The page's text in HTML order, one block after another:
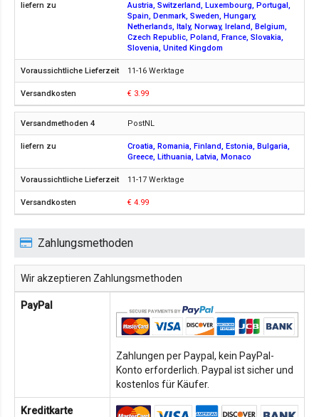
Austria, Switzerland, Luxembourg, Portugal,
Spain, Denmark, Sweden, Hungary,
Netherlands, Italy, Norway, Ireland, Belgium,
Czech Republic, Poland, France, Slovakia,
Slovenia, United Kingdom
11-16 Werktage
€ 3.99
PostNL
Croatia, Romania, Finland, Estonia, Bulgaria,
Greece, Lithuania, Latvia, Monaco
11-17 Werktage
€ 4.99
Zahlungsmethoden
Wir akzeptieren Zahlungsmethoden
PayPal
Zahlungen per Paypal, kein PayPal-
Konto erforderlich. Paypal ist sicher und
kostenlos für Käufer.
Kreditkarte